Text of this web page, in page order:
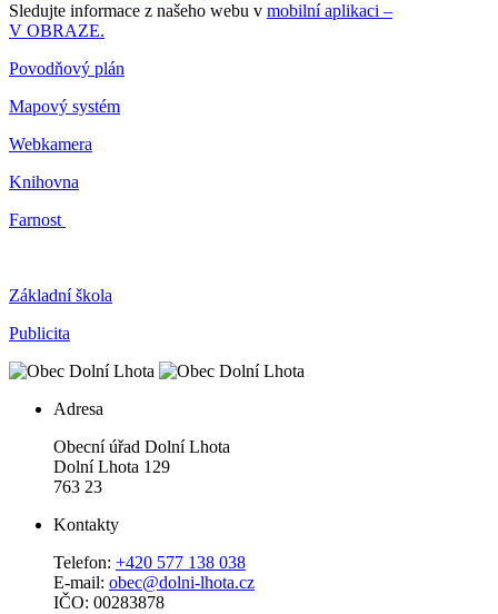
Sledujte informace z našeho webu v mobilní aplikaci –
V OBRAZE.
Povodňový plán
Mapový systém
Webkamera
Knihovna
Farnost
Základní škola
Publicita
Adresa
Obecní úřad Dolní Lhota
Dolní Lhota 129
763 23
Kontakty
Telefon: +420 577 138 038
E-mail: obec@dolni-lhota.cz
IČO: 00283878